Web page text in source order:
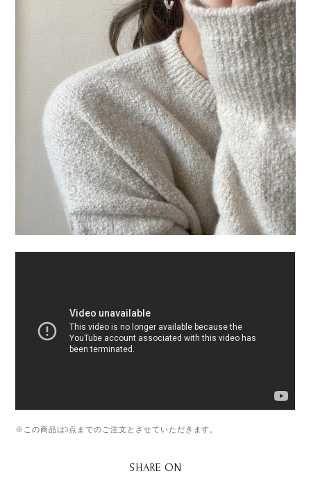
※この商品は3点までのご注文とさせていただきます。
SHARE ON